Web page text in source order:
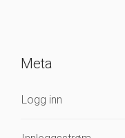
Meta
Logg inn